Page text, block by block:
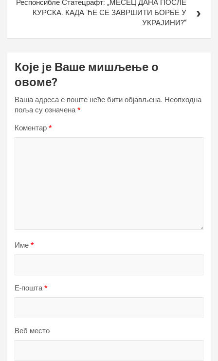
Респонсибле Статецрафт: „МЕСЕЦ ДАНА ПОСЛЕ
КУРСКА. КАДА ЋЕ СЕ ЗАВРШИТИ БОРБЕ У
УКРАЈИНИ?“
Које је Ваше мишљење о
овоме?
Ваша адреса е-поште неће бити објављена. Неопходна
поља су означена*
Коментар *
Име *
Е-пошта*
Веб место